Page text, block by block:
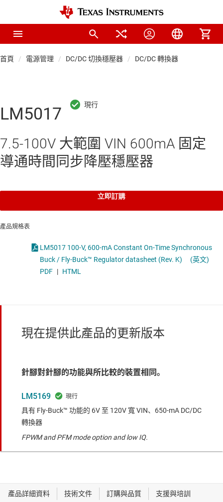
首頁 電源管理 DC/DC 切換穩壓器 DC/DC 轉換器
LM5017
7.5-100V 大範圍 VIN 600mA 固定
導通時間同步降壓穩壓器
立即訂購
產品規格表
LM5017 100-V, 600-mA Constant On-Time Synchronous
Buck / Fly-Buck™ Regulator datasheet (Rev. K)
(英文)
PDF | HTML
現在提供此產品的更新版本
針腳對針腳的功能與所比較的裝置相同。
LM5169
具有 Fly-Buck™ 功能的 6V 至 120V 寬 VIN、650-mA DC/DC
轉換器
FPWM and PFM mode option and low IQ.